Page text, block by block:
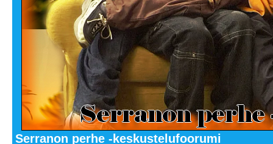
Serranon perhe -keskustelufoorumi